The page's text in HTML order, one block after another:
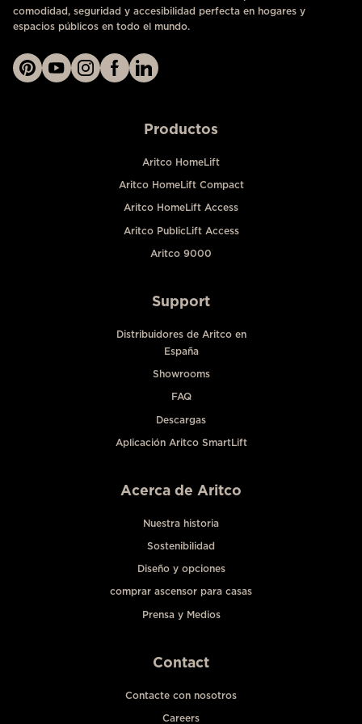
comodidad, seguridad y accesibilidad perfecta en hogares y
espacios públicos en todo el mundo.
Productos
Aritco HomeLift
Aritco HomeLift Compact
Aritco HomeLift Access
Aritco PublicLift Access
Aritco 9000
Support
Distribuidores de Aritco en
España
Showrooms
FAQ
Descargas
Aplicación Aritco SmartLift
Acerca de Aritco
Nuestra historia
Sostenibilidad
Diseño y opciones
comprar ascensor para casas
Prensa y Medios
Contact
Contacte con nosotros
Careers